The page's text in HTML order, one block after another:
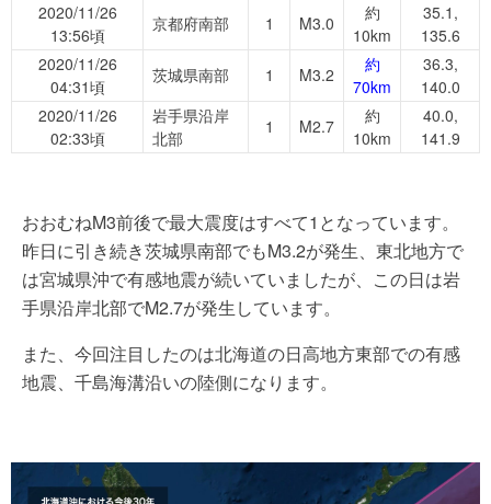
2020/11/26
13:56頃
京都府南部 1 M3.0
約
10km
35.1,
135.6
2020/11/26
04:31頃
茨城県南部 1 M3.2
約
70km
36.3,
140.0
2020/11/26
02:33頃
岩手県沿岸
北部
1 M2.7
約
10km
40.0,
141.9
おおむねM3前後で最大震度はすべて1となっています。
昨日に引き続き茨城県南部でもM3.2が発生、東北地方で
は宮城県沖で有感地震が続いていましたが、この日は岩
手県沿岸北部でM2.7が発生しています。
また、今回注目したのは北海道の日高地方東部での有感
地震、千島海溝沿いの陸側になります。